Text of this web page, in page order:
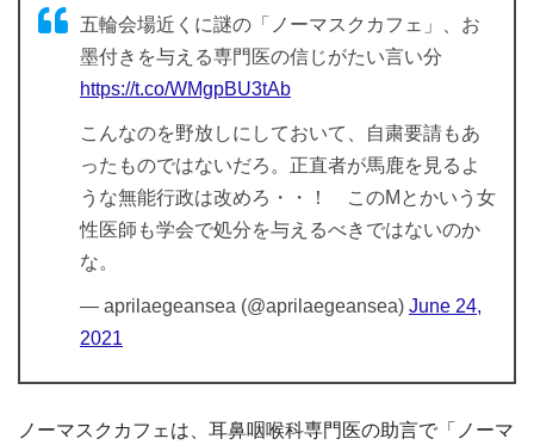
五輪会場近くに謎の「ノーマスクカフェ」、お
墨付きを与える専門医の信じがたい言い分
https://t.co/WMgpBU3tAb
こんなのを野放しにしておいて、自粛要請もあ
ったものではないだろ。正直者が馬鹿を見るよ
うな無能行政は改めろ・・！ このMとかいう女
性医師も学会で処分を与えるべきではないのか
な。
— aprilaegeansea (@aprilaegeansea) June 24,
2021
ノーマスクカフェは、耳鼻咽喉科専門医の助言で「ノーマ